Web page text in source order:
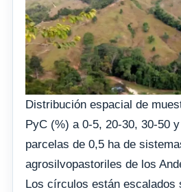
Distribución espacial de
PyC (%) a 0-5, 20-30, 30-50
parcelas de 0,5 ha de
agrosilvopastoriles de los
Los círculos están escalados